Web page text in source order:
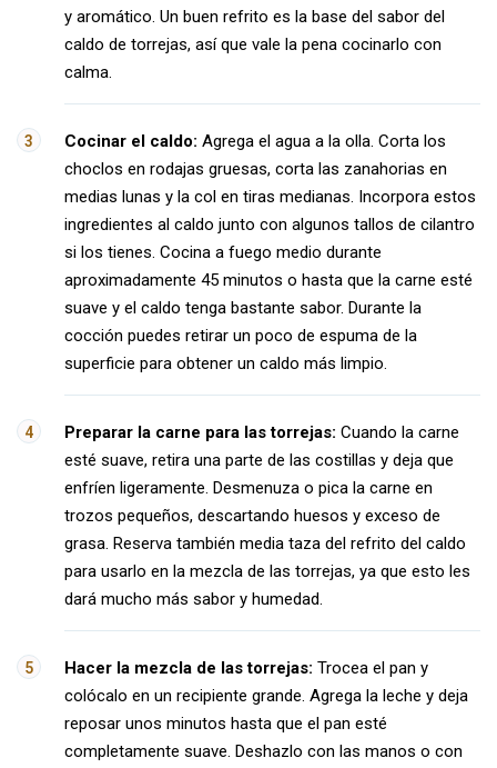
y aromático. Un buen refrito es la base del sabor del
caldo de torrejas, así que vale la pena cocinarlo con
calma.
Cocinar el caldo: Agrega el agua a la olla. Corta los
choclos en rodajas gruesas, corta las zanahorias en
medias lunas y la col en tiras medianas. Incorpora estos
ingredientes al caldo junto con algunos tallos de cilantro
si los tienes. Cocina a fuego medio durante
aproximadamente 45 minutos o hasta que la carne esté
suave y el caldo tenga bastante sabor. Durante la
cocción puedes retirar un poco de espuma de la
superficie para obtener un caldo más limpio.
Preparar la carne para las torrejas: Cuando la carne
esté suave, retira una parte de las costillas y deja que
enfríen ligeramente. Desmenuza o pica la carne en
trozos pequeños, descartando huesos y exceso de
grasa. Reserva también media taza del refrito del caldo
para usarlo en la mezcla de las torrejas, ya que esto les
dará mucho más sabor y humedad.
Hacer la mezcla de las torrejas: Trocea el pan y
colócalo en un recipiente grande. Agrega la leche y deja
reposar unos minutos hasta que el pan esté
completamente suave. Deshazlo con las manos o con